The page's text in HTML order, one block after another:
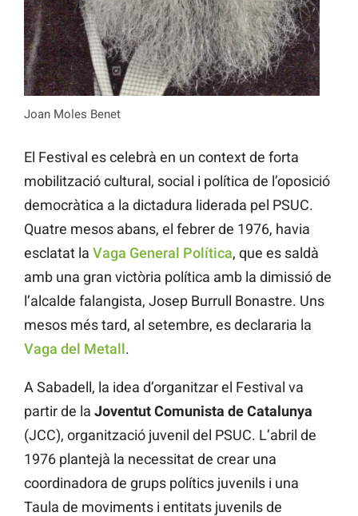
Joan Moles Benet
El Festival es celebrà en un context de forta
mobilització cultural, social i política de l’oposició
democràtica a la dictadura liderada pel PSUC.
Quatre mesos abans, el febrer de 1976, havia
esclatat la Vaga General Política, que es saldà
amb una gran victòria política amb la dimissió de
l’alcalde falangista, Josep Burrull Bonastre. Uns
mesos més tard, al setembre, es declararia la
Vaga del Metall.
A Sabadell, la idea d’organitzar el Festival va
partir de la Joventut Comunista de Catalunya
(JCC), organització juvenil del PSUC. L’abril de
1976 plantejà la necessitat de crear una
coordinadora de grups polítics juvenils i una
Taula de moviments i entitats juvenils de